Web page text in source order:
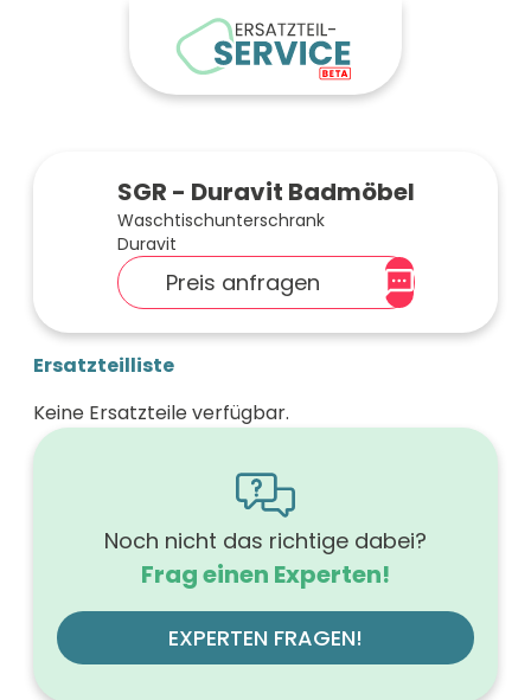
SGR - Duravit Badmöbel
Waschtischunterschrank
Duravit
Preis anfragen
Ersatzteilliste
Keine Ersatzteile verfügbar.
Noch nicht das richtige dabei?
Frag einen Experten!
EXPERTEN FRAGEN!